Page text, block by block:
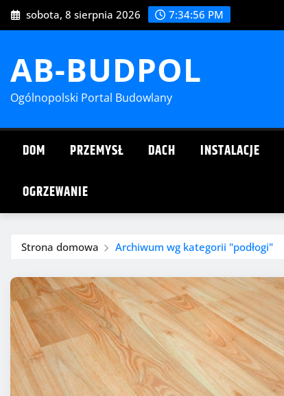
Przejdź
do
sobota, 8 sierpnia 2026 7:34:56 PM
AB-BUDPOL
Ogólnopolski Portal Budowlany
DOM PRZEMYSŁ DACH INSTALACJE
OGRZEWANIE
Strona domowa Archiwum wg kategorii "podłogi"